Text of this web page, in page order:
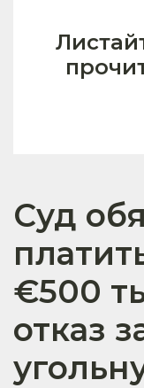
Суд
€500
отказ